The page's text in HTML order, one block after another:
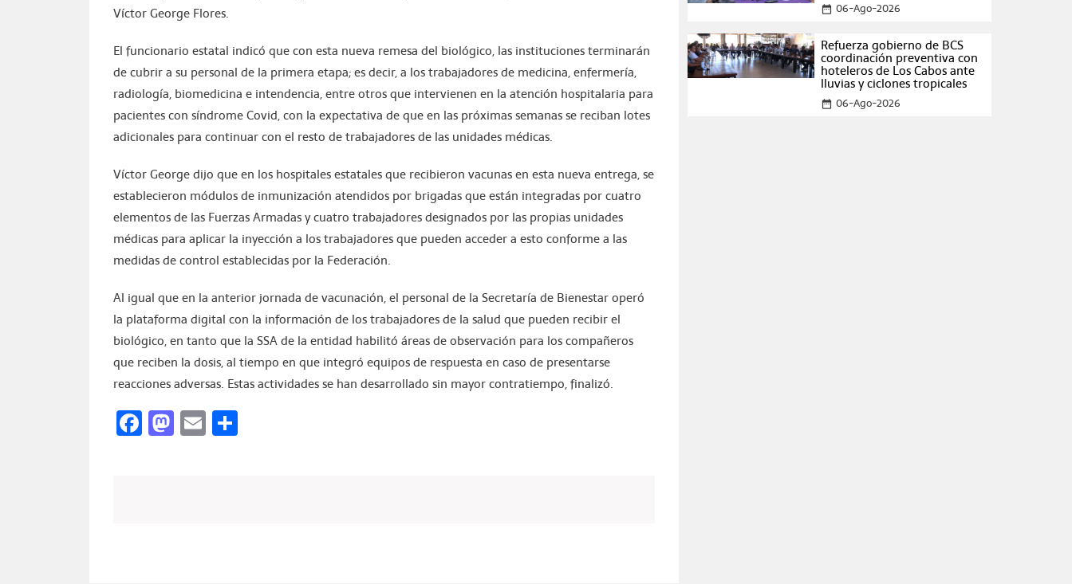
Víctor George Flores.
El funcionario estatal indicó que con esta nueva remesa del biológico, las instituciones terminarán
de cubrir a su personal de la primera etapa; es decir, a los trabajadores de medicina, enfermería,
radiología, biomedicina e intendencia, entre otros que intervienen en la atención hospitalaria para
pacientes con síndrome Covid, con la expectativa de que en las próximas semanas se reciban lotes
adicionales para continuar con el resto de trabajadores de las unidades médicas.
Víctor George dijo que en los hospitales estatales que recibieron vacunas en esta nueva entrega, se
establecieron módulos de inmunización atendidos por brigadas que están integradas por cuatro
elementos de las Fuerzas Armadas y cuatro trabajadores designados por las propias unidades
médicas para aplicar la inyección a los trabajadores que pueden acceder a esto conforme a las
medidas de control establecidas por la Federación.
Al igual que en la anterior jornada de vacunación, el personal de la Secretaría de Bienestar operó
la plataforma digital con la información de los trabajadores de la salud que pueden recibir el
biológico, en tanto que la SSA de la entidad habilitó áreas de observación para los compañeros
que reciben la dosis, al tiempo en que integró equipos de respuesta en caso de presentarse
reacciones adversas. Estas actividades se han desarrollado sin mayor contratiempo, finalizó.
Facebook
Mastodon
Email
date_range 06-Ago-2026
Refuerza gobierno de BCS
coordinación preventiva con
hoteleros de Los Cabos ante
lluvias y ciclones tropicales
date_range 06-Ago-2026